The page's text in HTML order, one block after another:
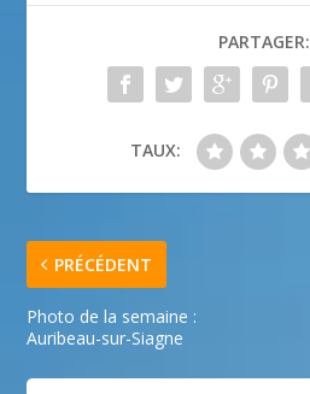
PARTAGER:
TAUX:
PRÉCÉDENT
Photo de la semaine :
Auribeau-sur-Siagne